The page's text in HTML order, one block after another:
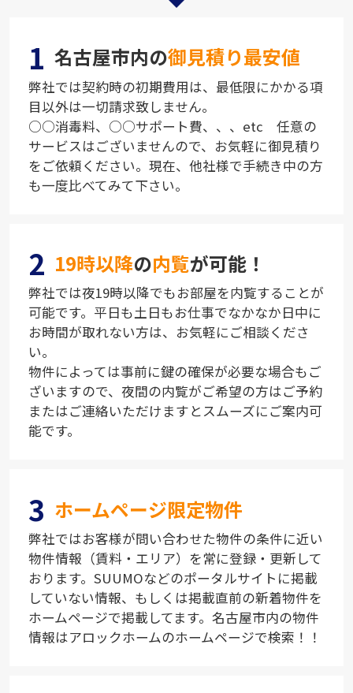
1 名古屋市内の御見積り最安値
弊社では契約時の初期費用は、最低限にかかる項
目以外は一切請求致しません。
○○消毒料、○○サポート費、、、etc 任意の
サービスはございませんので、お気軽に御見積り
をご依頼ください。現在、他社様で手続き中の方
も一度比べてみて下さい。
2 19時以降の内覧が可能！
弊社では夜19時以降でもお部屋を内覧することが
可能です。平日も土日もお仕事でなかなか日中に
お時間が取れない方は、お気軽にご相談くださ
い。
物件によっては事前に鍵の確保が必要な場合もご
ざいますので、夜間の内覧がご希望の方はご予約
またはご連絡いただけますとスムーズにご案内可
能です。
3 ホームページ限定物件
弊社ではお客様が問い合わせた物件の条件に近い
物件情報（賃料・エリア）を常に登録・更新して
おります。SUUMOなどのポータルサイトに掲載
していない情報、もしくは掲載直前の新着物件を
ホームページで掲載してます。名古屋市内の物件
情報はアロックホームのホームページで検索！！